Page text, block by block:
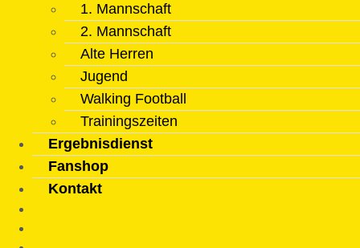
1. Mannschaft
2. Mannschaft
Alte Herren
Jugend
Walking Football
Trainingszeiten
Ergebnisdienst
Fanshop
Kontakt